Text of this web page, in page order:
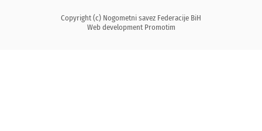
Copyright (c) Nogometni savez Federacije BiH
Web development Promotim